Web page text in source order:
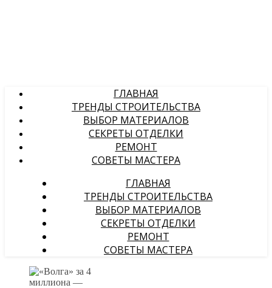
ГЛАВНАЯ
ТРЕНДЫ СТРОИТЕЛЬСТВА
ВЫБОР МАТЕРИАЛОВ
СЕКРЕТЫ ОТДЕЛКИ
РЕМОНТ
СОВЕТЫ МАСТЕРА
ГЛАВНАЯ
ТРЕНДЫ СТРОИТЕЛЬСТВА
ВЫБОР МАТЕРИАЛОВ
СЕКРЕТЫ ОТДЕЛКИ
РЕМОНТ
СОВЕТЫ МАСТЕРА